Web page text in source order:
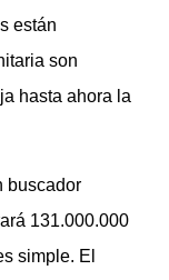
están
son
hasta ahora la
buscador
131.000.000
simple. El